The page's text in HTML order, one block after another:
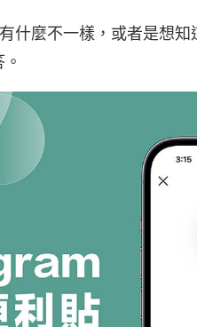
什麼不一樣，或者是想